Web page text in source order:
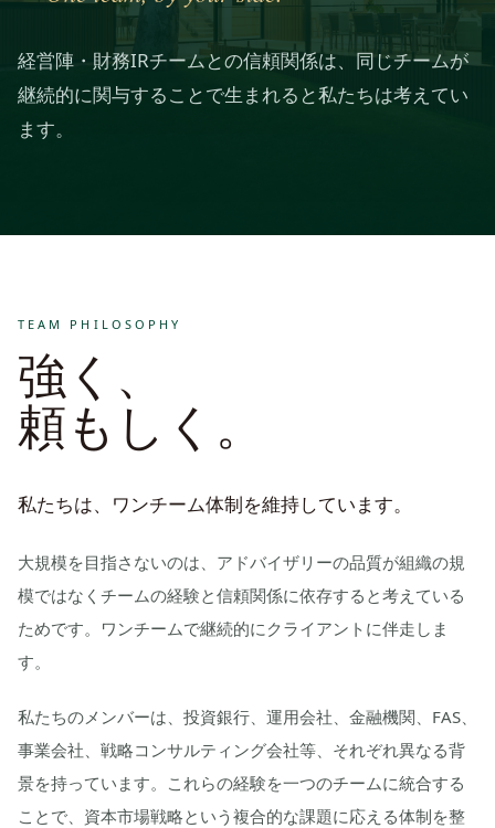
経営陣・財務IRチームとの信頼関係は、同じチームが
継続的に関与することで生まれると私たちは考えてい
ます。
TEAM PHILOSOPHY
強く、
頼もしく。
私たちは、ワンチーム体制を維持しています。
大規模を目指さないのは、アドバイザリーの品質が組織の規
模ではなくチームの経験と信頼関係に依存すると考えている
ためです。ワンチームで継続的にクライアントに伴走しま
す。
私たちのメンバーは、投資銀行、運用会社、金融機関、FAS、
事業会社、戦略コンサルティング会社等、それぞれ異なる背
景を持っています。これらの経験を一つのチームに統合する
ことで、資本市場戦略という複合的な課題に応える体制を整